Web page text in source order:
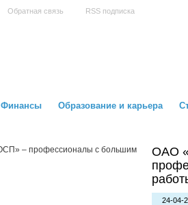
Обратная связь RSS подписка
Финансы Образование и карьера
ОАО
24-04-